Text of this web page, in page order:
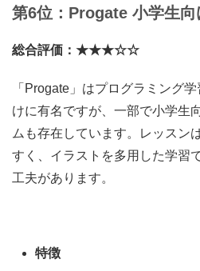
第6位：Progate 小学生向
総合評価：★★★☆☆
「Progate」はプログラミング
けに有名ですが、一部で小学生
ムも存在しています。レッスン
すく、イラストを多用した学習
工夫があります。
特徴